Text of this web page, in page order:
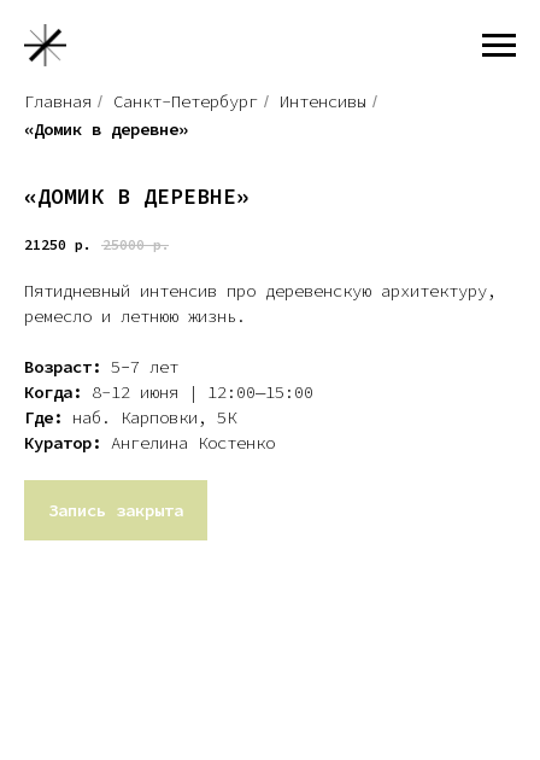
Главная / Санкт-Петербург / Интенсивы /
«Домик в деревне»
«ДОМИК В ДЕРЕВНЕ»
21250 р. 25000 р.
Пятидневный интенсив про деревенскую архитектуру,
ремесло и летнюю жизнь.
Возраст: 5−7 лет
Когда:
8-12 июня | 12:00—15:00
Где:
наб. Карповки, 5К
Куратор: Ангелина Костенко
Запись закрыта